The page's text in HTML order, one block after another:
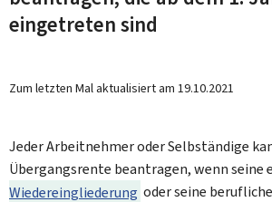
eingetreten sind
Zum letzten Mal aktualisiert am 19.10.2021
Jeder Arbeitnehmer oder Selbständige
Übergangsrente beantragen, wenn seine
Wiedereingliederung oder seine